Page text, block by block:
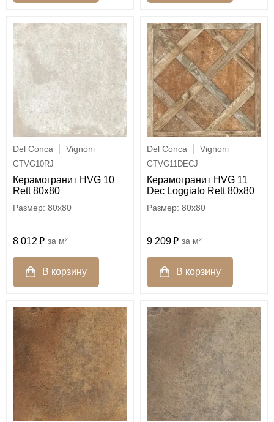
Del Conca Vignoni
GTVG10RJ
Керамогранит HVG 10
Rett 80х80
80x80
8 012 м²
Del Conca Vignoni
GTVG11DECJ
Керамогранит HVG 11
Dec Loggiato Rett 80х80
80x80
9 209 м²